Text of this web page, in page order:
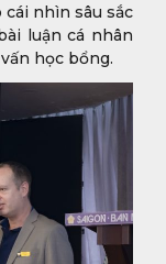
cái nhìn sâu sắc
luận cá nhân
học bổng.